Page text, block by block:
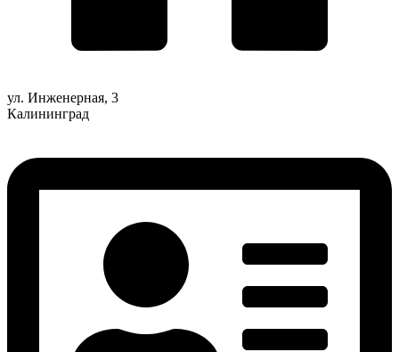
ул. Инженерная, 3
Калининград